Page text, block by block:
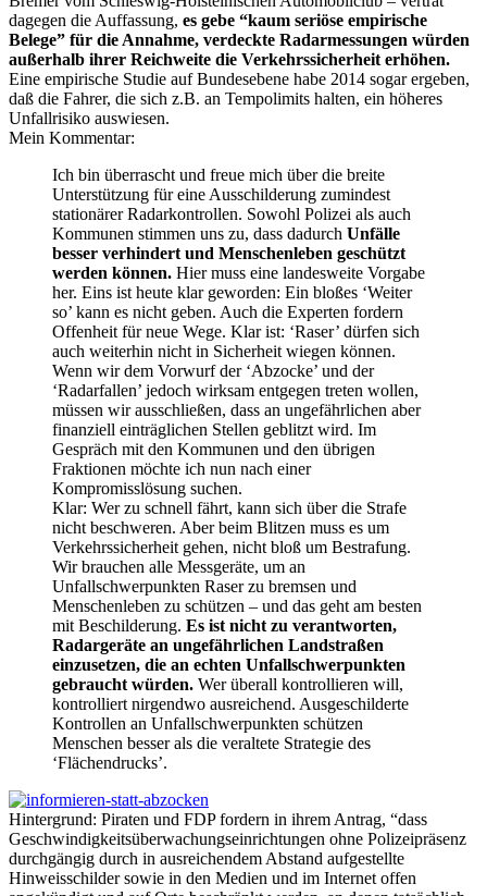
dagegen die Auffassung, es gebe “kaum seriöse empirische
Belege” für die Annahme, verdeckte Radarmessungen würden
außerhalb ihrer Reichweite die Verkehrssicherheit erhöhen.
Eine empirische Studie auf Bundesebene habe 2014 sogar ergeben,
daß die Fahrer, die sich z.B. an Tempolimits halten, ein höheres
Unfallrisiko auswiesen.
Mein Kommentar:
Ich bin überrascht und freue mich über die breite
Unterstützung für eine Ausschilderung zumindest
stationärer Radarkontrollen. Sowohl Polizei als auch
Kommunen stimmen uns zu, dass dadurch Unfälle
besser verhindert und Menschenleben geschützt
werden können. Hier muss eine landesweite Vorgabe
her. Eins ist heute klar geworden: Ein bloßes ‘Weiter
so’ kann es nicht geben. Auch die Experten fordern
Offenheit für neue Wege. Klar ist: ‘Raser’ dürfen sich
auch weiterhin nicht in Sicherheit wiegen können.
Wenn wir dem Vorwurf der ‘Abzocke’ und der
‘Radarfallen’ jedoch wirksam entgegen treten wollen,
müssen wir ausschließen, dass an ungefährlichen aber
finanziell einträglichen Stellen geblitzt wird. Im
Gespräch mit den Kommunen und den übrigen
Fraktionen möchte ich nun nach einer
Kompromisslösung suchen.
Klar: Wer zu schnell fährt, kann sich über die Strafe
nicht beschweren. Aber beim Blitzen muss es um
Verkehrssicherheit gehen, nicht bloß um Bestrafung.
Wir brauchen alle Messgeräte, um an
Unfallschwerpunkten Raser zu bremsen und
Menschenleben zu schützen – und das geht am besten
mit Beschilderung. Es ist nicht zu verantworten,
Radargeräte an ungefährlichen Landstraßen
einzusetzen, die an echten Unfallschwerpunkten
gebraucht würden. Wer überall kontrollieren will,
kontrolliert nirgendwo ausreichend. Ausgeschilderte
Kontrollen an Unfallschwerpunkten schützen
Menschen besser als die veraltete Strategie des
‘Flächendrucks’.
Hintergrund: Piraten und FDP fordern in ihrem Antrag, “dass
Geschwindigkeitsüberwachungseinrichtungen ohne Polizeipräsenz
durchgängig durch in ausreichendem Abstand aufgestellte
Hinweisschilder sowie in den Medien und im Internet offen